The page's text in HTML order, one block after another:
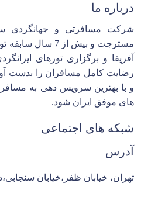
درباره ما
شرکت مسافرتی و جهانگردی
مسترجت و بیش از 7
آفریقا و برگزاری تورهای
رضایت کامل مسافران را بدست
و با بهترین سرویس دهی به
های موفق ایران شود.
شبکه های اجتماعی
آدرس
تهران، خیابان ظفر،خیابان